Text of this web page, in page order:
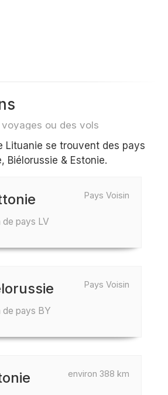
ou des vols
Lituanie se trouvent des pays
Biélorussie & Estonie.
Pays Voisin
de pays LV
Pays Voisin
de pays BY
environ 388 km